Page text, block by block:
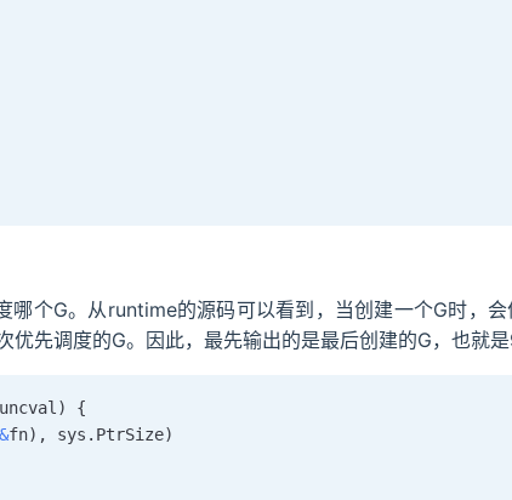
哪个G。从runtime的源码可以看到，当创建一个G时，会
优先调度的G。因此，最先输出的是最后创建的G，也就
)
{
&fn) , sys . PtrSize)